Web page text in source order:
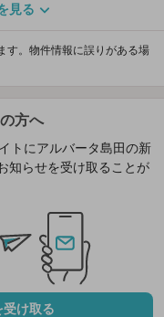
見る
す。物件情報に誤りがある場
方へ
トにアルバータ島田の新
知らせを受け取ることが
受け取る